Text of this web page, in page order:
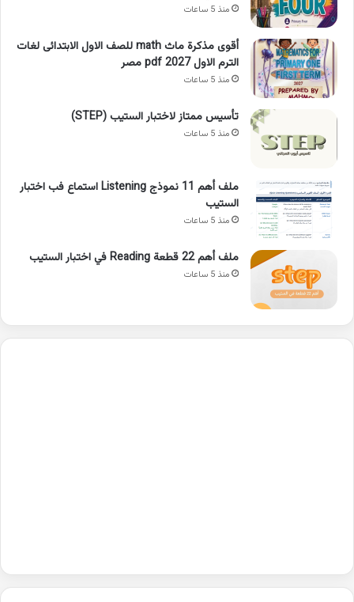
منذ 5 ساعات
أقوى مذكرة ماث math للصف الاول الابتدائى لغات
الترم الاول pdf 2027 مصر
منذ 5 ساعات
تأسيس ممتاز لاختبار الستيب (STEP)
منذ 5 ساعات
ملف أهم 11 نموذج Listening استماع فب اختبار
الستيب
منذ 5 ساعات
ملف أهم 22 قطعة Reading في اختبار الستيب
منذ 5 ساعات